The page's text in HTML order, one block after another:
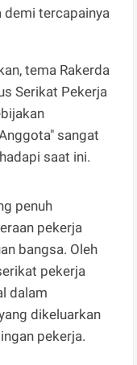
demi tercapainya
tema Rakerda
Serikat Pekerja
sangat
saat ini.
penuh
pekerja
bangsa. Oleh
pekerja
dalam
dikeluarkan
pekerja.